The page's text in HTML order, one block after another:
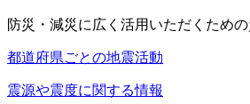
防災・減災に広く活用いただくための
都道府県ごとの地震活動
震源や震度に関する情報